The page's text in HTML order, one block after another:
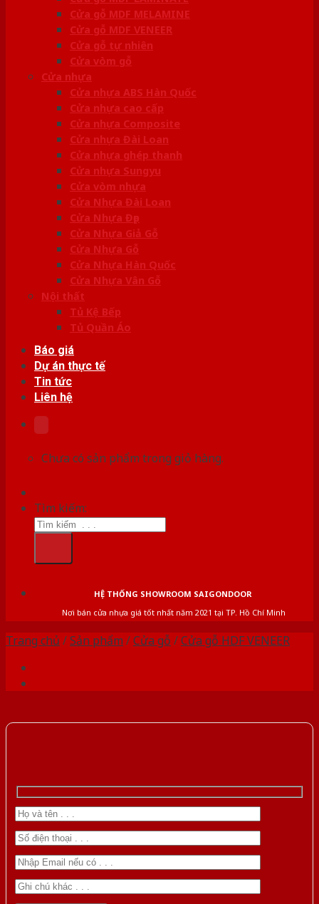
Cửa gỗ MDF MELAMINE
Cửa gỗ MDF VENEER
Cửa gỗ tự nhiên
Cửa vòm gỗ
Cửa nhựa
Cửa nhựa ABS Hàn Quốc
Cửa nhựa cao cấp
Cửa nhựa Composite
Cửa nhựa Đài Loan
Cửa nhựa ghép thanh
Cửa nhựa Sungyu
Cửa vòm nhựa
Cửa Nhựa Đài Loan
Cửa Nhựa Đẹp
Cửa Nhựa Giả Gỗ
Cửa Nhựa Gỗ
Cửa Nhựa Hàn Quốc
Cửa Nhựa Vân Gỗ
Nội thất
Tủ Kệ Bếp
Tủ Quần Áo
Báo giá
Dự án thực tế
Tin tức
Liên hệ
Chưa có sản phẩm trong giỏ hàng.
Tìm kiếm:
HỆ THỐNG SHOWROOM SAIGONDOOR
Nơi bán cửa nhựa giá tốt nhất năm 2021 tại TP. Hồ Chí Minh
Trang chủ /Sản phẩm /Cửa gỗ /Cửa gỗ HDF VENEER